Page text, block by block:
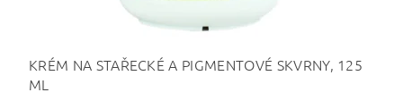
KRÉM NA STAŘECKÉ A PIGMENTOVÉ SKVRNY, 125
ML